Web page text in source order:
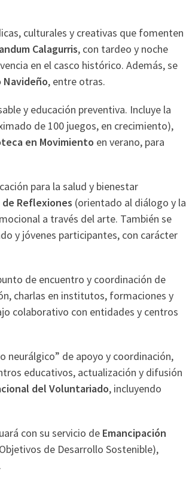
culturales y creativas que fomenten
Calagurris, con tardeo y noche
en el casco histórico. Además, se
Navideño, entre otras.
y educación preventiva. Incluye la
de 100 juegos, en crecimiento),
en Movimiento en verano, para
para la salud y bienestar
de Reflexiones (orientado al diálogo y la
a través del arte. También se
y jóvenes participantes, con carácter
de encuentro y coordinación de
charlas en institutos, formaciones y
colaborativo con entidades y centros
neurálgico” de apoyo y coordinación,
educativos, actualización y difusión
del Voluntariado, incluyendo
con su servicio de Emancipación
de Desarrollo Sostenible),